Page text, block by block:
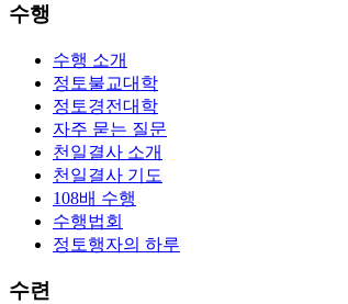
수행
수행 소개
정토불교대학
정토경전대학
자주 묻는 질문
천일결사 소개
천일결사 기도
108배 수행
수행법회
정토행자의 하루
수련